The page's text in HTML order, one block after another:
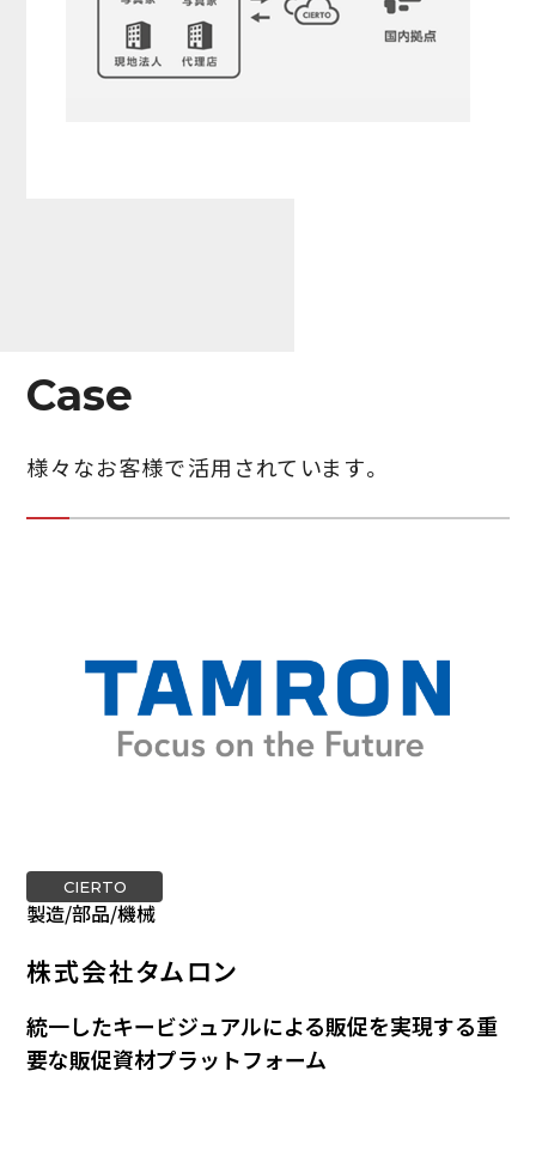
Case
様々なお客様で活用されています。
CIERTO
製造/部品/機械
株式会社タムロン
統一したキービジュアルによる販促を実現する重
要な販促資材プラットフォーム